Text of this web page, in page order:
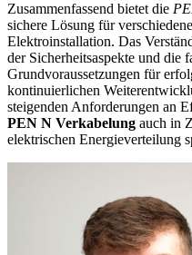
Zusammenfassend bietet die
sichere Lösung für
Elektroinstallation. Das
der Sicherheitsaspekte und die
Grundvoraussetzungen für
kontinuierlichen
steigenden Anforderungen an
PEN N Verkabelung auch in
elektrischen Energieverteilung